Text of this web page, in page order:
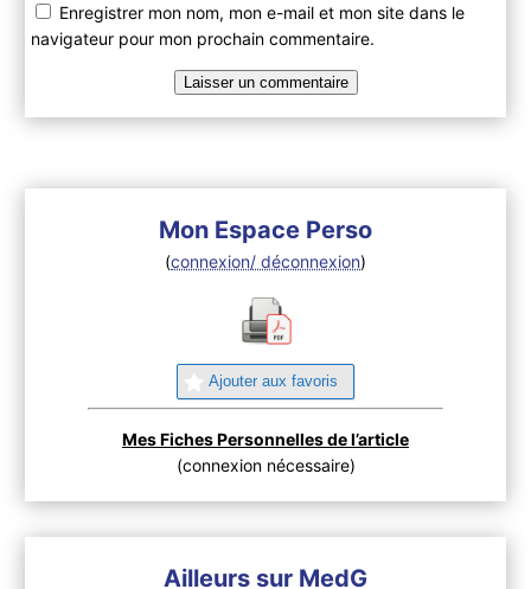
Enregistrer mon nom, mon e-mail et mon site dans le
navigateur pour mon prochain commentaire.
Mon Espace Perso
(connexion/ déconnexion)
Ajouter aux favoris
Mes Fiches Personnelles de l’article
(connexion nécessaire)
Ailleurs sur MedG